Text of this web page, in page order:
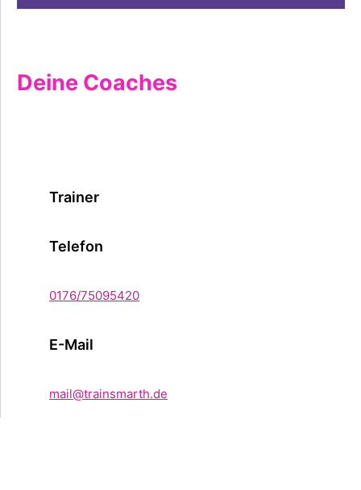
Deine Coaches
Trainer
Telefon
0176/75095420
E-Mail
mail@trainsmarth.de